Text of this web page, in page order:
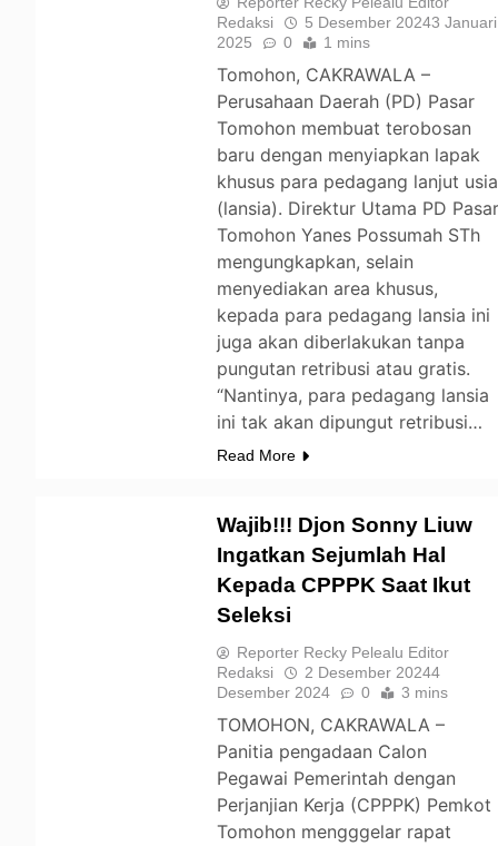
Redaksi
5 Desember 20243 Januari
2025
0 1 mins
Tomohon, CAKRAWALA –
Perusahaan Daerah (PD) Pasar
Tomohon membuat terobosan
baru dengan menyiapkan lapak
khusus para pedagang lanjut usia
(lansia). Direktur Utama PD
Tomohon Yanes Possumah STh
mengungkapkan, selain
menyediakan area khusus,
kepada para pedagang lansia ini
juga akan diberlakukan tanpa
pungutan retribusi atau gratis.
“Nantinya, para pedagang lansia
ini tak akan dipungut retribusi…
Read More
Wajib!!! Djon Sonny Liuw
Ingatkan Sejumlah Hal
Kepada CPPPK Saat Ikut
Seleksi
Reporter Recky Pelealu Editor
Redaksi
2 Desember 20244
Desember 2024
0 3 mins
TOMOHON, CAKRAWALA –
Panitia pengadaan Calon
Pegawai Pemerintah dengan
Perjanjian Kerja (CPPPK) Pemkot
Tomohon mengggelar rapat